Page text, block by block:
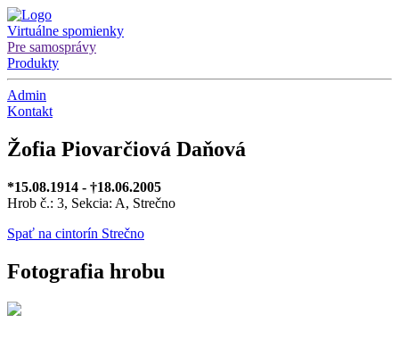
Virtuálne spomienky
Pre samosprávy
Produkty
Admin
Kontakt
Žofia Piovarčiová Daňová
*15.08.1914 - †18.06.2005
Hrob č.: 3, Sekcia: A, Strečno
Spať na cintorín Strečno
Fotografia hrobu